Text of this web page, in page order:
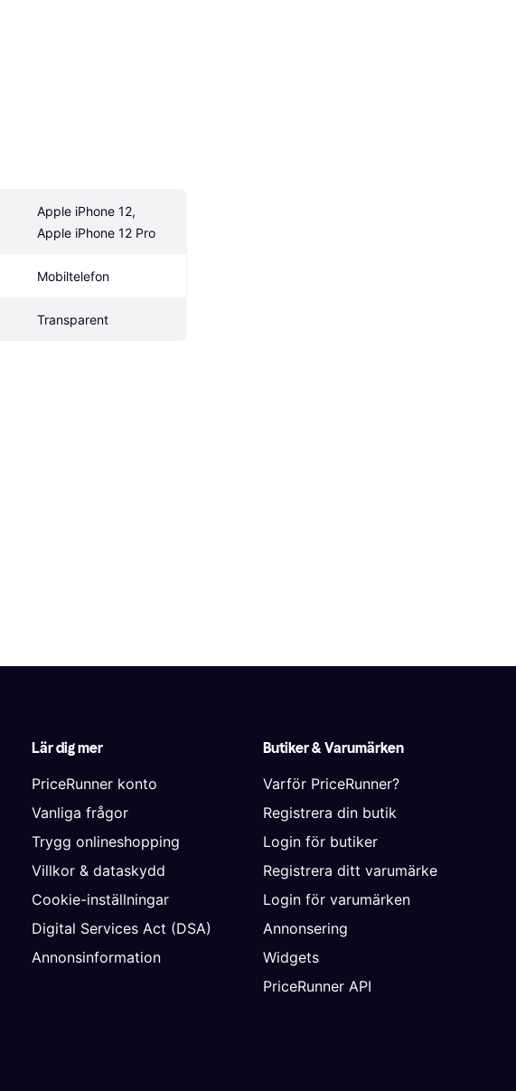
Apple iPhone 12,
Apple iPhone 12 Pro
Mobiltelefon
Transparent
Lär dig mer
PriceRunner konto
Vanliga frågor
Trygg onlineshopping
Villkor & dataskydd
Cookie-inställningar
Digital Services Act (DSA)
Annonsinformation
Butiker & Varumärken
Varför PriceRunner?
Registrera din butik
Login för butiker
Registrera ditt varumärke
Login för varumärken
Annonsering
Widgets
PriceRunner API